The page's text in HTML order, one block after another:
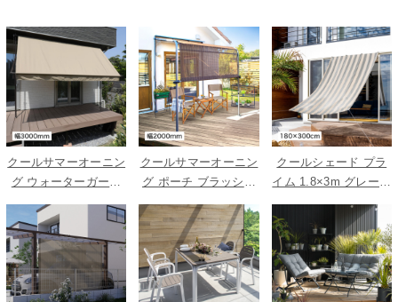
クールサマーオーニン
グ ウォーターガード
ベージュ 3000
クールサマーオーニン
グ ポーチ ブラッシュ
ウッド 2000
クールシェード プラ
イム 1.8×3m グレース
トライプ